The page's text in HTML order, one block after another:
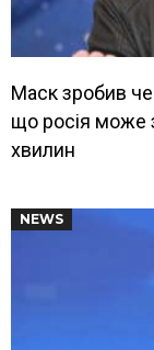
Маск зробив
що росія може
хвилин
NEWS